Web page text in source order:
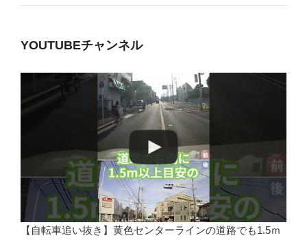
YOUTUBEチャンネル
【自転車追い抜き】黄色センターラインの道路でも1.5ｍ